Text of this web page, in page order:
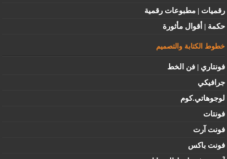
رقميات | مطبوعات رقمية
حكمة | أقوال مأثورة
خطوط الكتابة والتصميم
فونتاري | فن الخط
جرافيكي
لوجوهاتي.كوم
فونتات
فونت آرت
فونت باكس